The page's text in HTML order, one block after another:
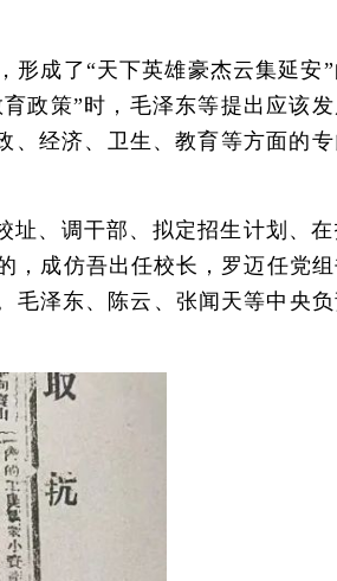
成了“天下英雄豪杰云集延安
政策”时，毛泽东等提出应该
、经济、卫生、教育等方面的
、调干部、拟定招生计划、
，成仿吾出任校长，罗迈任党
毛泽东、陈云、张闻天等中央